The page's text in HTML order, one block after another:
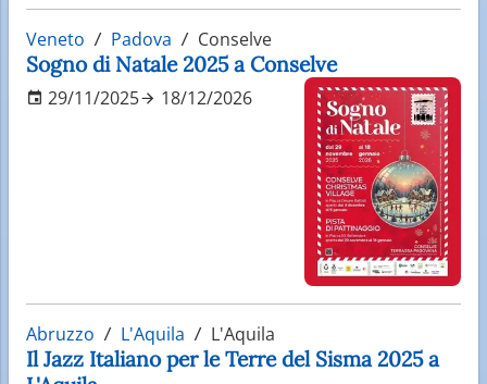
Veneto Padova Conselve
Sogno di Natale 2025 a Conselve
29/11/2025 18/12/2026
Abruzzo L'Aquila L'Aquila
Il Jazz Italiano per le Terre del Sisma 2025 a